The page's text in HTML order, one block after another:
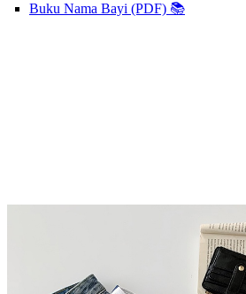
Buku Nama Bayi (PDF) 📚